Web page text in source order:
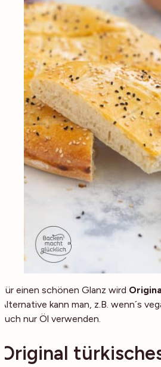
Für einen schönen Glanz wird
Alternative kann man, z.B. wenn´s
auch nur Öl verwenden.
Original